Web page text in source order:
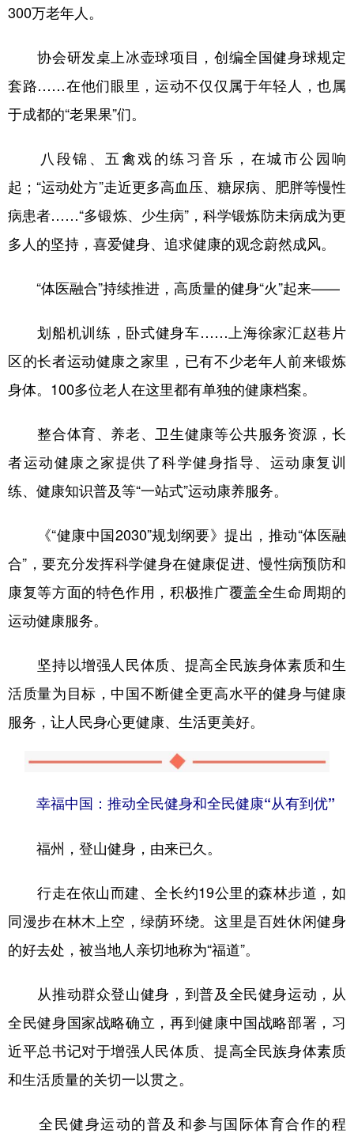
300万老年人。
协会研发桌上冰壶球项目，创编全国健身球规定
套路……在他们眼里，运动不仅仅属于年轻人，也属
于成都的“老果果”们。
八段锦、五禽戏的练习音乐，在城市公园响
起；“运动处方”走近更多高血压、糖尿病、肥胖等慢性
病患者……“多锻炼、少生病”，科学锻炼防未病成为更
多人的坚持，喜爱健身、追求健康的观念蔚然成风。
“体医融合”持续推进，高质量的健身“火”起来——
划船机训练，卧式健身车……上海徐家汇赵巷片
区的长者运动健康之家里，已有不少老年人前来锻炼
身体。100多位老人在这里都有单独的健康档案。
整合体育、养老、卫生健康等公共服务资源，长
者运动健康之家提供了科学健身指导、运动康复训
练、健康知识普及等“一站式”运动康养服务。
《“健康中国2030”规划纲要》提出，推动“体医融
合”，要充分发挥科学健身在健康促进、慢性病预防和
康复等方面的特色作用，积极推广覆盖全生命周期的
运动健康服务。
坚持以增强人民体质、提高全民族身体素质和生
活质量为目标，中国不断健全更高水平的健身与健康
服务，让人民身心更健康、生活更美好。
幸福中国：推动全民健身和全民健康“从有到优”
福州，登山健身，由来已久。
行走在依山而建、全长约19公里的森林步道，如
同漫步在林木上空，绿荫环绕。这里是百姓休闲健身
的好去处，被当地人亲切地称为“福道”。
从推动群众登山健身，到普及全民健身运动，从
全民健身国家战略确立，再到健康中国战略部署，习
近平总书记对于增强人民体质、提高全民族身体素质
和生活质量的关切一以贯之。
全民健身运动的普及和参与国际体育合作的程